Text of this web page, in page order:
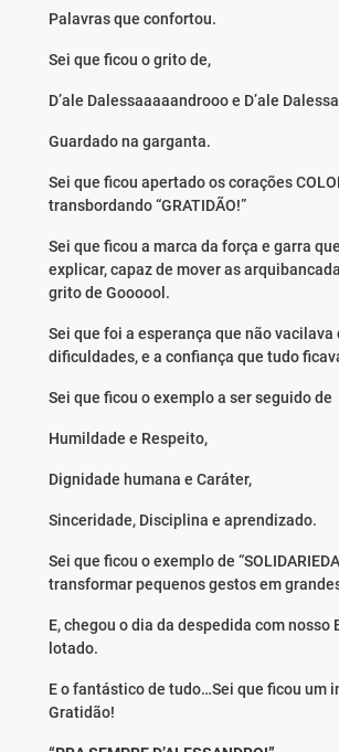
Palavras que confortou.
Sei que ficou o grito de,
D’ale Dalessaaaaandrooo e D’ale
Guardado na garganta.
Sei que ficou apertado os corações
transbordando “GRATIDÃO!”
Sei que ficou a marca da força e garra
explicar, capaz de mover as
grito de Goooool.
Sei que foi a esperança que não vacilava
dificuldades, e a confiança que tudo
Sei que ficou o exemplo a ser seguido de
Humildade e Respeito,
Dignidade humana e Caráter,
Sinceridade, Disciplina e aprendizado.
Sei que ficou o exemplo de
transformar pequenos gestos em
E, chegou o dia da despedida com nosso
lotado.
E o fantástico de tudo…Sei que ficou um
Gratidão!